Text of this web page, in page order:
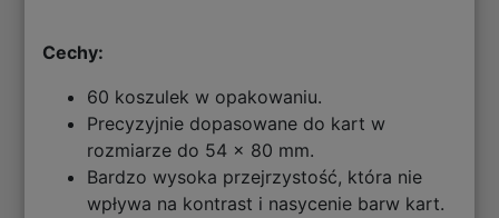
Cechy:
60 koszulek w opakowaniu.
Precyzyjnie dopasowane do kart w
rozmiarze do 54 x 80 mm.
Bardzo wysoka przejrzystość, która nie
wpływa na kontrast i nasycenie barw kart.